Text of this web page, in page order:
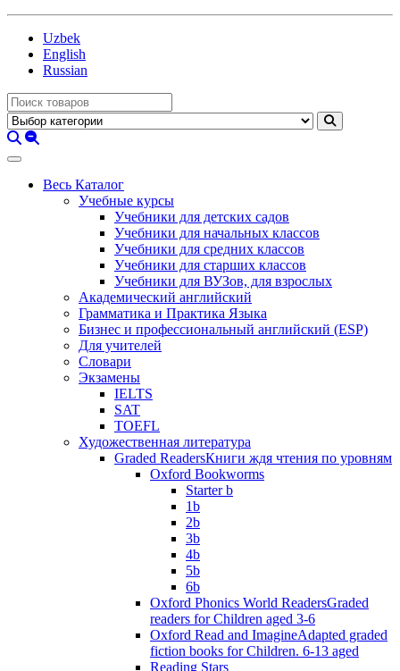
Uzbek
English
Russian
Весь Каталог
Учебные курсы
Учебники для детских садов
Учебники для начальных классов
Учебники для средних классов
Учебники для старших классов
Учебники для ВУЗов, для взрослых
Академический английский
Грамматика и Практика Языка
Бизнес и профессиональный английский (ESP)
Для учителей
Словари
Экзамены
IELTS
SAT
TOEFL
Художественная литература
Graded ReadersКниги ждя чтения по уровням
Oxford Bookworms
Starter b
1b
2b
3b
4b
5b
6b
Oxford Phonics World ReadersGraded
readers for Children aged 3-6
Oxford Read and ImagineAdapted graded
fiction books for Children. 6-13 aged
Reading Stars